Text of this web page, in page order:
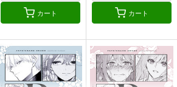
カート カート